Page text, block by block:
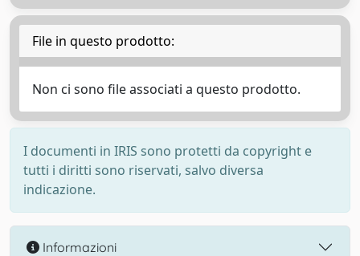
File in questo prodotto:
Non ci sono file associati a questo prodotto.
I documenti in IRIS sono protetti da copyright e
tutti i diritti sono riservati, salvo diversa
indicazione.
Informazioni